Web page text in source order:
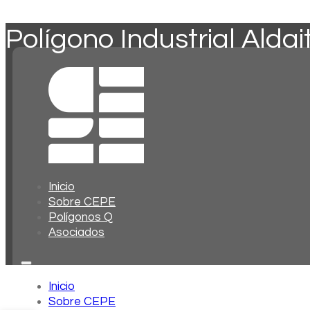
Inicio
Sobre CEPE
Polígonos Q
Asociados
Inicio
Sobre CEPE
Polígono Industrial